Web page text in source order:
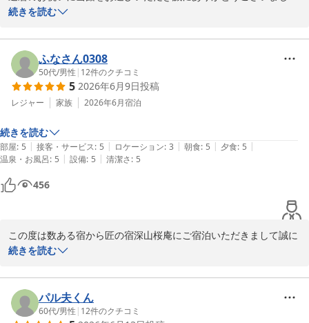
た。
とを何より嬉しく存じます。
お話の通り当館では一昨年にリニューアル工事を行い、昔の面影も
残しつつ今後ともお客様に愛され続けて頂けられるよう進化し続け
てまいります。
次回も心地よくお過ごしいただけるよう努めてまいります。
匠の宿 深山桜庵（共立リゾート）
2026-07-28
続きを読む
ふなさん0308
50代/男性 | 12件のクチコミ
5 2026年6月9日投稿
レジャー 家族 2026年6月宿泊
続きを読む
部屋: 5 | 接客・サービス: 5 | ロケーション: 3 | 朝食: 5 | 夕食: 5 |
温泉・お風呂: 5 | 設備: 5 | 清潔さ: 5
456
この度は数ある宿から匠の宿深山桜庵にご宿泊いただきまして誠に
ありがとうございました。
また機会がございましたらどうぞお越しくださいませ。
お忙しい中での口コミ投稿ありがとうございました。
お客様のまたのお越しをスタッフ一同心よりお待ちしております。
続きを読む
パル夫くん
60代/男性 | 12件のクチコミ